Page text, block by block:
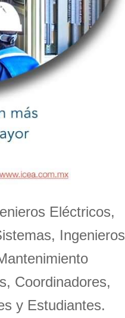
Eléctricos,
Ingenieros
Coordinadores,
y Estudiantes.